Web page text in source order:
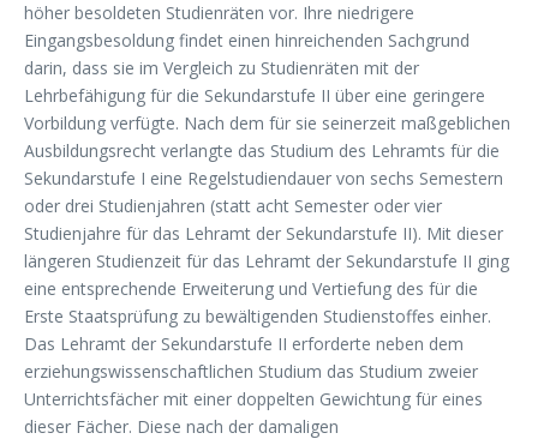
höher besoldeten Studienräten vor. Ihre niedrigere
Eingangsbesoldung findet einen hinreichenden Sachgrund
darin, dass sie im Vergleich zu Studienräten mit der
Lehrbefähigung für die Sekundarstufe II über eine geringere
Vorbildung verfügte. Nach dem für sie seinerzeit maßgeblichen
Ausbildungsrecht verlangte das Studium des Lehramts für die
Sekundarstufe I eine Regelstudiendauer von sechs Semestern
oder drei Studienjahren (statt acht Semester oder vier
Studienjahre für das Lehramt der Sekundarstufe II). Mit dieser
längeren Studienzeit für das Lehramt der Sekundarstufe II ging
eine entsprechende Erweiterung und Vertiefung des für die
Erste Staatsprüfung zu bewältigenden Studienstoffes einher.
Das Lehramt der Sekundarstufe II erforderte neben dem
erziehungswissenschaftlichen Studium das Studium zweier
Unterrichtsfächer mit einer doppelten Gewichtung für eines
dieser Fächer. Diese nach der damaligen